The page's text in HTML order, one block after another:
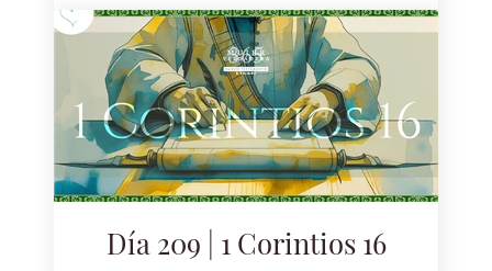
Día 209 | 1 Corintios 16